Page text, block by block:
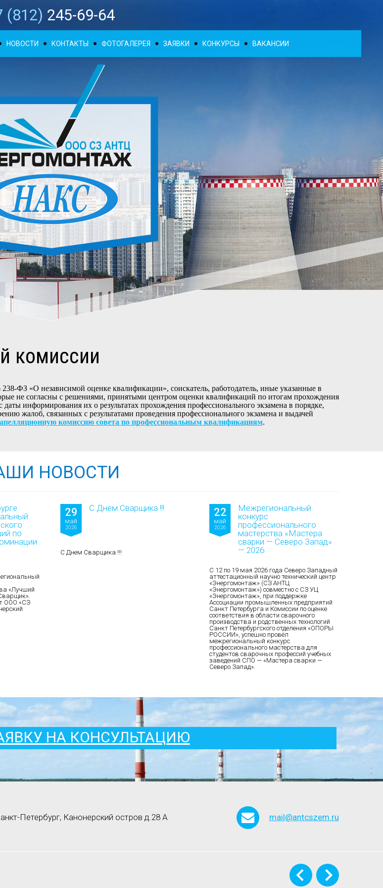
(812) 245-69-64
НОВОСТИ КОНТАКТЫ ФОТОГАЛЕРЕЯ ЗАЯВКИ КОНКУРСЫ ВАКАНСИИ
комиссии
ФЗ «О независимой оценке квалификации», соискатель, работодатель, иные указанные в
не согласны с решениями, принятыми центром оценки квалификаций по итогам прохождения
информирования их о результатах прохождения профессионального экзамена в порядке,
жалоб, связанных с результатами проведения профессионального экзамена и выдачей
апелляционную комиссию совета по профессиональным квалификациям.
НОВОСТИ
по
«Лучший
ООО «СЗ
29
май
2026
С Днем Сварщика !!!
С Днем Сварщика !!!
22
май
2026
Межрегиональный
конкурс
профессионального
мастерства «Мастера
сварки — Северо Запад»
— 2026
С 12 по 19 мая 2026 года Северо Западный
аттестационный научно технический центр
«Энергомонтаж» (СЗ АНТЦ
«Энергомонтаж») совместно с СЗ УЦ
«Энергомонтаж», при поддержке
Ассоциации промышленных предприятий
Санкт Петербурга и Комиссии по оценке
соответствия в области сварочного
производства и родственных технологий
Санкт Петербургского отделения «ОПОРЫ
РОССИИ», успешно провёл
межрегиональный конкурс
профессионального мастерства для
студентов сварочных профессий учебных
заведений СПО — «Мастера сварки —
Северо Запад».
НА КОНСУЛЬТАЦИЮ
Петербург, Канонерский остров д.28 А mail@antcszem.ru